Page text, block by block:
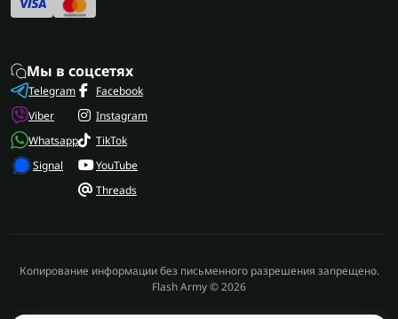
Мы в соцсетях
Telegram
Viber
Whatsapp
Signal
Facebook
Instagram
TikTok
YouTube
Threads
Копирование информации без письменного разрешения запрещено.
Flash Army © 2026